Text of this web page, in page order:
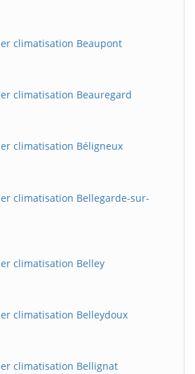
climatisation Beaupont
climatisation Beauregard
climatisation Béligneux
climatisation Bellegarde-sur-
climatisation Belley
climatisation Belleydoux
climatisation Bellignat